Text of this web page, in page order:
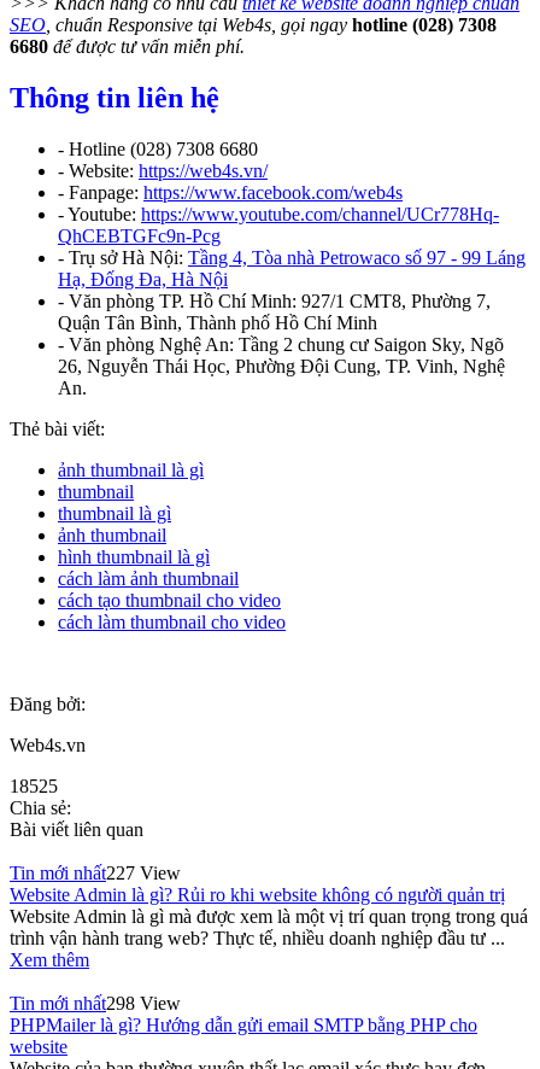
SEO , chuẩn Responsive tại Web4s, gọi ngay hotline (028) 7308
6680 để được tư vấn miễn phí.
Thông tin liên hệ
- Hotline (028) 7308 6680
- Website: https://web4s.vn/
- Fanpage: https://www.facebook.com/web4s
- Youtube: https://www.youtube.com/channel/UCr778Hq-
QhCEBTGFc9n-Pcg
- Trụ sở Hà Nội: Tầng 4, Tòa nhà Petrowaco số 97 - 99 Láng
Hạ, Đống Đa, Hà Nội
- Văn phòng TP. Hồ Chí Minh: 927/1 CMT8, Phường 7,
Quận Tân Bình, Thành phố Hồ Chí Minh
- Văn phòng Nghệ An: Tầng 2 chung cư Saigon Sky, Ngõ
26, Nguyễn Thái Học, Phường Đội Cung, TP. Vinh, Nghệ
An.
Thẻ bài viết:
ảnh thumbnail là gì
thumbnail
thumbnail là gì
ảnh thumbnail
hình thumbnail là gì
cách làm ảnh thumbnail
cách tạo thumbnail cho video
cách làm thumbnail cho video
Đăng bởi:
Web4s.vn
18525
Chia sẻ:
Bài viết liên quan
Tin mới nhất227 View
Website Admin là gì? Rủi ro khi website không có người quản trị
Website Admin là gì mà được xem là một vị trí quan trọng trong quá
trình vận hành trang web? Thực tế, nhiều doanh nghiệp đầu tư ...
Xem thêm
Tin mới nhất298 View
PHPMailer là gì? Hướng dẫn gửi email SMTP bằng PHP cho
website